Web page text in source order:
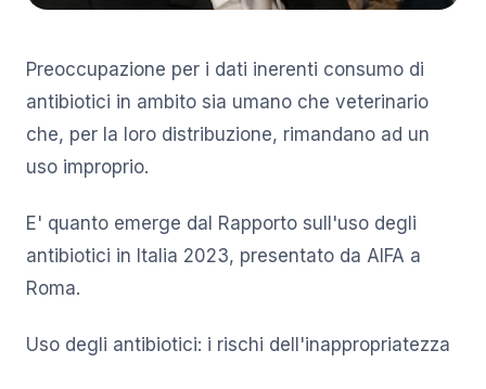
Preoccupazione per i dati inerenti consumo di
antibiotici in ambito sia umano che veterinario
che, per la loro distribuzione, rimandano ad un
uso improprio.
E' quanto emerge dal Rapporto sull'uso degli
antibiotici in Italia 2023, presentato da AIFA a
Roma.
Uso degli antibiotici: i rischi dell'inappropriatezza